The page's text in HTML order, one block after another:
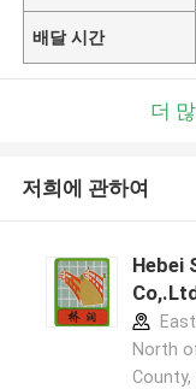
배달 시간
더
저희에 관하여
Hebei
North
County,